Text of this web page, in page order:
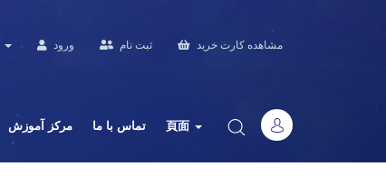
ورود ثبت نام مشاهده کارت خرید
مرکز آموزش تماس با ما 頁面